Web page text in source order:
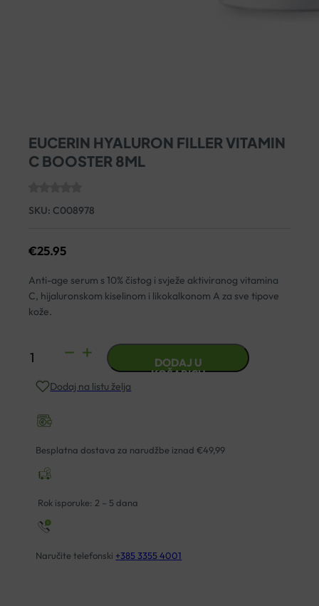
EUCERIN HYALURON FILLER VITAMIN
C BOOSTER 8ML
SKU: C008978
€25.95
Anti-age serum s 10% čistog i svježe aktiviranog vitamina
C, hijaluronskom kiselinom i likokalkonom A za sve tipove
kože.
EUCERIN
FILLER
BOOSTER
količina
DODAJ U
KOŠARICU
Dodaj na listu želja
Besplatna dostava za narudžbe iznad €49,99
Rok isporuke: 2 – 5 dana
Naručite telefonski +385 3355 4001